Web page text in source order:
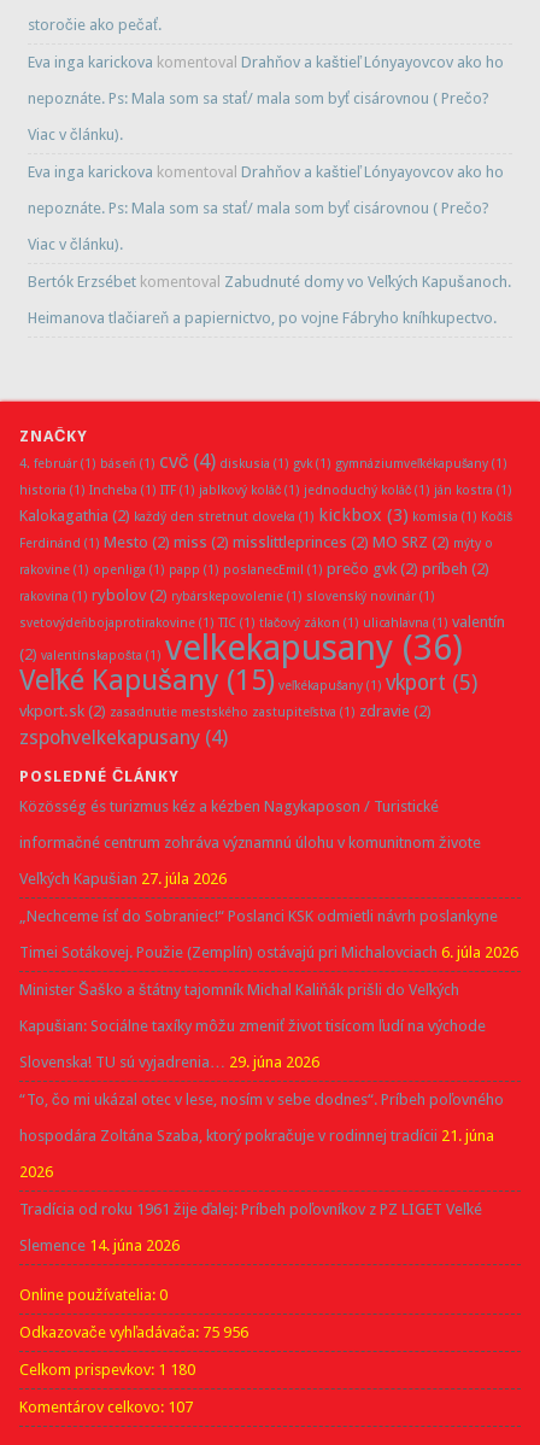
storočie ako pečať.
Eva inga karickova komentoval Drahňov a kaštieľ Lónyayovcov ako ho
nepoznáte. Ps: Mala som sa stať/ mala som byť cisárovnou ( Prečo?
Viac v článku).
Eva inga karickova komentoval Drahňov a kaštieľ Lónyayovcov ako ho
nepoznáte. Ps: Mala som sa stať/ mala som byť cisárovnou ( Prečo?
Viac v článku).
Bertók Erzsébet komentoval Zabudnuté domy vo Veľkých Kapušanoch.
Heimanova tlačiareň a papiernictvo, po vojne Fábryho kníhkupectvo.
ZNAČKY
4. február(1) báseň (1) cvč(4) diskusia (1) gvk(1) gymnáziumveľkékapušany(1)
historia (1) Incheba (1) ITF(1) jablkový koláč(1) jednoduchý koláč(1) ján kostra (1)
Kalokagathia (2) každý den stretnut cloveka (1) kickbox (3) komisia (1) Kočiš
Ferdinánd (1) Mesto (2) miss (2) misslittleprinces (2) MO SRZ (2) mýty o
rakovine(1) openliga (1) papp (1) poslanecEmil (1) prečo gvk(2) príbeh (2)
rakovina (1) rybolov(2) rybárskepovolenie(1) slovenský novinár(1)
svetovýdeňbojaprotirakovine(1) TIC(1) tlačový zákon (1) ulicahlavna (1) valentín
(2) valentínskapošta (1) velkekapusany(36)
Veľké Kapušany (15) veľkékapušany(1) vkport (5)
vkport.sk(2) zasadnutie mestského zastupiteľstva (1) zdravie(2)
zspohvelkekapusany(4)
POSLEDNÉ ČLÁNKY
Közösség és turizmus kéz a kézben Nagykaposon / Turistické
informačné centrum zohráva významnú úlohu v komunitnom živote
Veľkých Kapušian 27. júla 2026
„Nechceme ísť do Sobraniec!“ Poslanci KSK odmietli návrh poslankyne
Timei Sotákovej. Použie (Zemplín) ostávajú pri Michalovciach 6. júla 2026
Minister Šaško a štátny tajomník Michal Kaliňák prišli do Veľkých
Kapušian: Sociálne taxíky môžu zmeniť život tisícom ľudí na východe
Slovenska! TU sú vyjadrenia… 29. júna 2026
“To, čo mi ukázal otec v lese, nosím v sebe dodnes“. Príbeh poľovného
hospodára Zoltána Szaba, ktorý pokračuje v rodinnej tradícii 21. júna
2026
Tradícia od roku 1961 žije ďalej: Príbeh poľovníkov z PZ LIGET Veľké
Slemence 14. júna 2026
Online používatelia: 0
Odkazovače vyhľadávača: 75 956
Celkom prispevkov: 1 180
Komentárov celkovo: 107